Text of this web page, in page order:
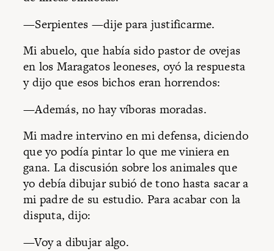
—Serpientes —dije para justificarme.
Mi abuelo, que había sido pastor de ovejas
en los Maragatos leoneses, oyó la respuesta
y dijo que esos bichos eran horrendos:
—Además, no hay víboras moradas.
Mi madre intervino en mi defensa, diciendo
que yo podía pintar lo que me viniera en
gana. La discusión sobre los animales que
yo debía dibujar subió de tono hasta sacar a
mi padre de su estudio. Para acabar con la
disputa, dijo:
—Voy a dibujar algo.